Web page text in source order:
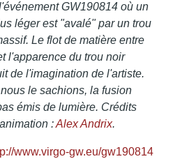
GW190814 où un
léger est "avalé" par un trou
Le flot de matière entre
l'apparence du trou noir
de l'imagination de l'artiste.
le sachions, la fusion
émis de lumière. Crédits
:Alex Andrix.
www.virgo-gw.eu/gw190814